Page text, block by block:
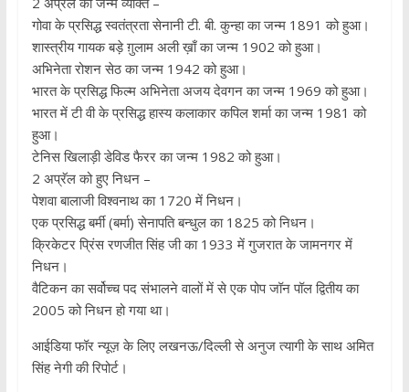
गोवा के प्रसिद्ध स्वतंत्रता सेनानी टी. बी. कुन्हा का जन्म 1891 को हुआ।
शास्त्रीय गायक बड़े ग़ुलाम अली ख़ाँ का जन्म 1902 को हुआ।
अभिनेता रोशन सेठ का जन्म 1942 को हुआ।
भारत के प्रसिद्ध फिल्म अभिनेता अजय देवगन का जन्म 1969 को हुआ।
भारत में टी वी के प्रसिद्ध हास्य कलाकार कपिल शर्मा का जन्म 1981 को
हुआ।
टेनिस खिलाड़ी डेविड फैरर का जन्म 1982 को हुआ।
2 अप्रॅल को हुए निधन –
पेशवा बालाजी विश्वनाथ का 1720 में निधन।
एक प्रसिद्ध बर्मी (बर्मा) सेनापति बन्धुल का 1825 को निधन।
क्रिकेटर प्रिंस रणजीत सिंह जी का 1933 में गुजरात के जामनगर में
निधन।
वैटिकन का सर्वोच्च पद संभालने वालों में से एक पोप जॉन पॉल द्वितीय का
2005 को निधन हो गया था।
आईडिया फॉर न्यूज़ के लिए लखनऊ/दिल्ली से अनुज त्यागी के साथ अमित
सिंह नेगी की रिपोर्ट।